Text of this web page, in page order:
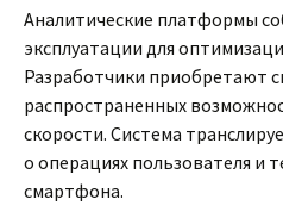
Аналитические платформы
эксплуатации для
Разработчики приобретают
распространенных
скорости. Система
о операциях пользователя и
смартфона.